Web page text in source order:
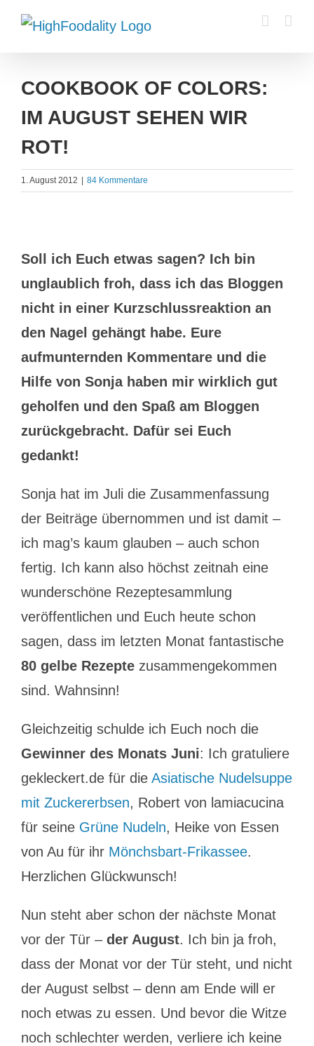
Zum
Inhalt
COOKBOOK OF COLORS:
IM AUGUST SEHEN WIR
ROT!
1. August 2012 84 Kommentare
Soll ich Euch etwas sagen? Ich bin
unglaublich froh, dass ich das Bloggen
nicht in einer Kurzschlussreaktion an
den Nagel gehängt habe. Eure
aufmunternden Kommentare und die
Hilfe von Sonja haben mir wirklich gut
geholfen und den Spaß am Bloggen
zurückgebracht. Dafür sei Euch
gedankt!
Sonja hat im Juli die Zusammenfassung
der Beiträge übernommen und ist damit –
ich mag’s kaum glauben – auch schon
fertig. Ich kann also höchst zeitnah eine
wunderschöne Rezeptesammlung
veröffentlichen und Euch heute schon
sagen, dass im letzten Monat fantastische
80 gelbe Rezepte zusammengekommen
sind. Wahnsinn!
Gleichzeitig schulde ich Euch noch die
Gewinner des Monats Juni: Ich gratuliere
gekleckert.de für die Asiatische Nudelsuppe
mit Zuckererbsen, Robert von lamiacucina
für seine Grüne Nudeln, Heike von Essen
von Au für ihr Mönchsbart-Frikassee.
Herzlichen Glückwunsch!
Nun steht aber schon der nächste Monat
vor der Tür – der August. Ich bin ja froh,
dass der Monat vor der Tür steht, und nicht
der August selbst – denn am Ende will er
noch etwas zu essen. Und bevor die Witze
noch schlechter werden, verliere ich keine